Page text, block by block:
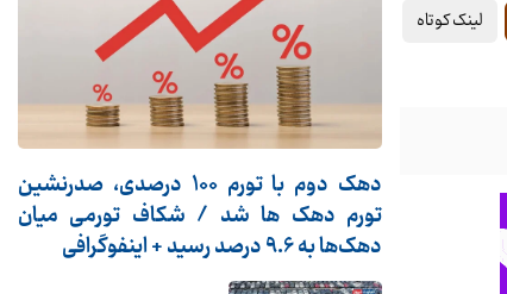
لینک کوتاه
دهک دوم با تورم 100 درصدی، صدرنشین
تورم دهک ها شد / شکاف تورمی میان
دهک‌ها به 9.6 درصد رسید + اینفوگرافی